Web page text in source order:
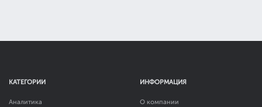
КАТЕГОРИИ
Аналитика
ИНФОРМАЦИЯ
О компании